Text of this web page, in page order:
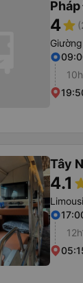
4star
Tây
4.1